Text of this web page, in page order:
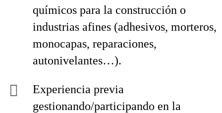
químicos para la construcción o
industrias afines (adhesivos, morteros,
monocapas, reparaciones,
autonivelantes…).
Experiencia previa
gestionando/participando en la